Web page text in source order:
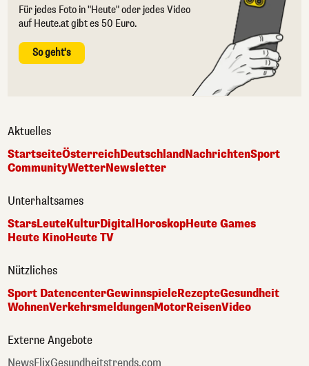
Für jedes Foto in "Heute" oder jedes Video
auf Heute.at gibt es 50 Euro.
So geht's
Aktuelles
StartseiteÖsterreichDeutschlandNachrichtenSport
CommunityWetterNewsletter
Unterhaltsames
StarsLeuteKulturDigital HoroskopHeute Games
Heute KinoHeute TV
Nützliches
Sport DatencenterGewinnspieleRezepteGesundheit
WohnenVerkehrsmeldungenMotorReisenVideo
Externe Angebote
NewsFlixGesundheitstrends.com